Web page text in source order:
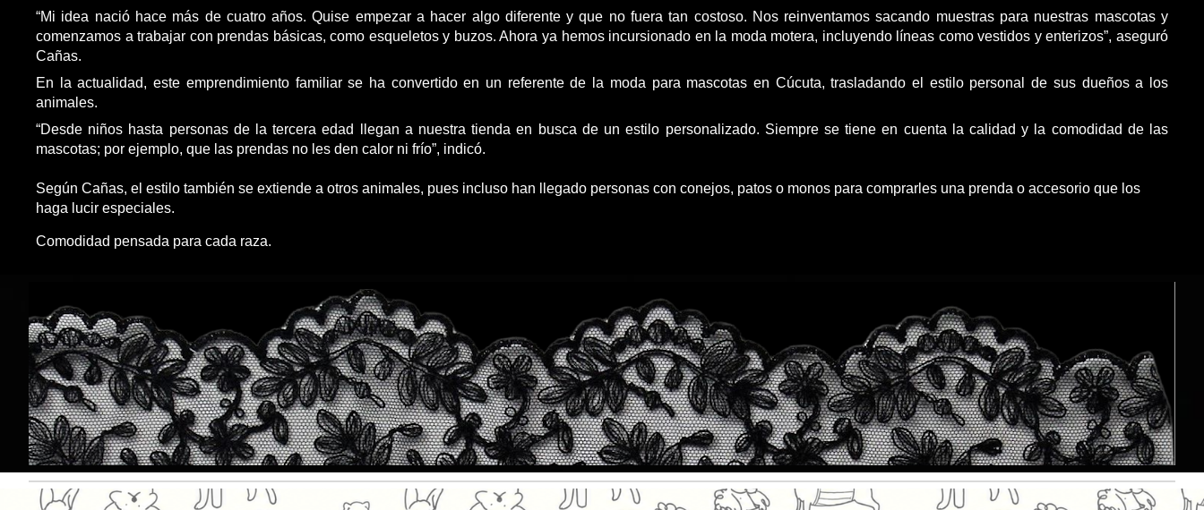
“Mi idea nació hace más de cuatro años. Quise empezar a hacer algo diferente y que no fuera tan costoso. Nos reinventamos sacando muestras para nuestras mascotas y
comenzamos a trabajar con prendas básicas, como esqueletos y buzos. Ahora ya hemos incursionado en la moda motera, incluyendo líneas como vestidos y enterizos”, aseguró
Cañas.
En la actualidad, este emprendimiento familiar se ha convertido en un referente de la moda para mascotas en Cúcuta, trasladando el estilo personal de sus dueños a los
animales.
“Desde niños hasta personas de la tercera edad llegan a nuestra tienda en busca de un estilo personalizado. Siempre se tiene en cuenta la calidad y la comodidad de las
mascotas; por ejemplo, que las prendas no les den calor ni frío”, indicó.
Según Cañas, el estilo también se extiende a otros animales, pues incluso han llegado personas con conejos, patos o monos para comprarles una prenda o accesorio que los
haga lucir especiales.
Comodidad pensada para cada raza.